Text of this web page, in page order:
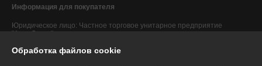
Информация для покупателя
Юридическое лицо: Частное торговое унитарное предприятие
"АннаДекор"
Обработка файлов cookie